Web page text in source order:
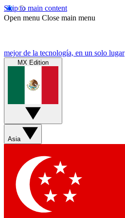
Skip to main content
Open menu Close main menu
mejor de la tecnología, en un solo lugar
MX Edition
Asia